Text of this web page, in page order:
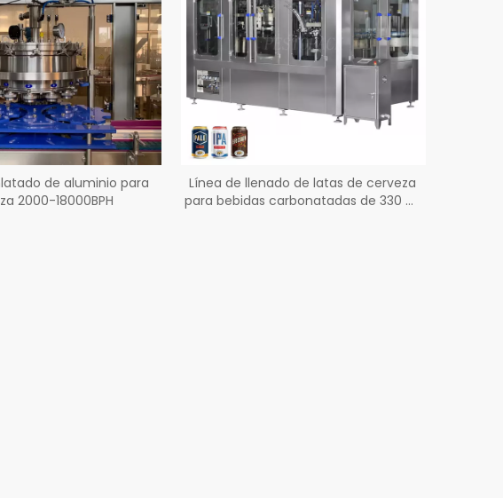
de aluminio para
2000-18000BPH
Línea de llenado de latas de cerveza
para bebidas carbonatadas de 330 ml